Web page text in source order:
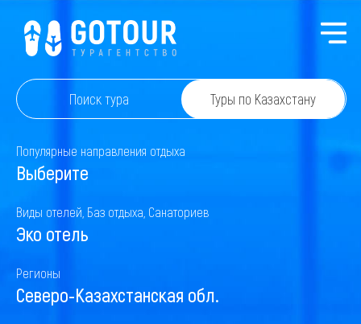
Поиск тура Туры по Казахстану
Популярные направления отдыха
Выберите
Виды отелей, Баз отдыха, Санаториев
Эко отель
Регионы
Северо-Казахстанская обл.